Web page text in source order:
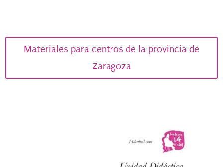
Materiales para centros de la provincia de
Zaragoza